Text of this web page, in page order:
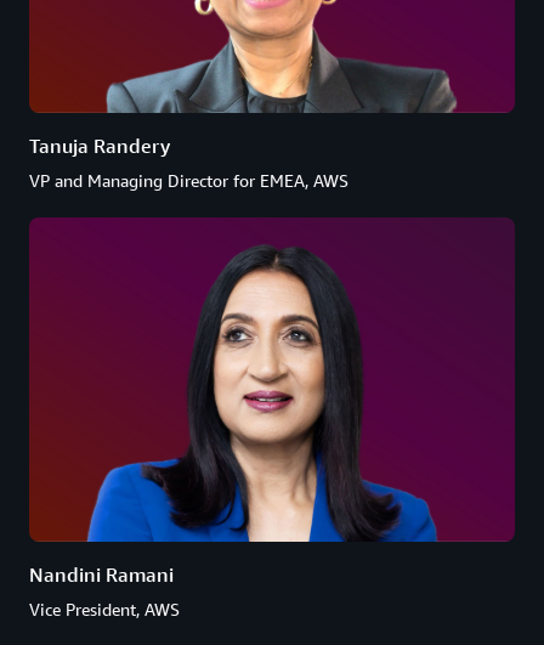
Tanuja Randery
VP and Managing Director for EMEA, AWS
Nandini Ramani
Vice President, AWS